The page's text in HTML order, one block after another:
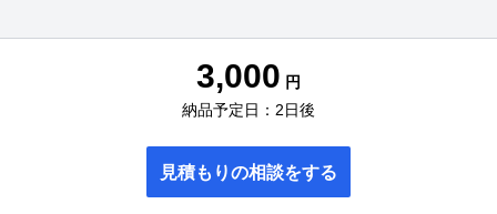
3,000 円
納品予定日：2日後
見積もりの相談をする